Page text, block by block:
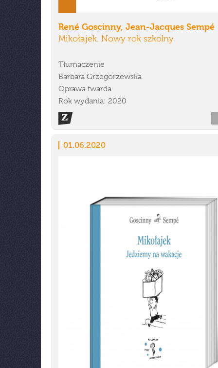
René Goscinny, Jean-Jacques Sempé
Mikołajek. Nowy rok szkolny
Tłumaczenie
Barbara Grzegorzewska
Oprawa twarda
Rok wydania: 2020
01.06.2020